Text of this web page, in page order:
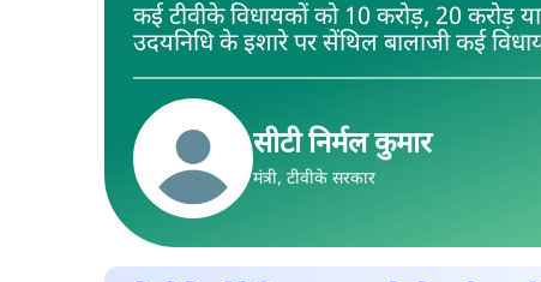
कई टीवीके विधायकों को 10 करोड़, 20
उदयनिधि के इशारे पर सेंथिल बालाजी कई
सीटी निर्मल कुमार
मंत्री, टीवीके सरकार